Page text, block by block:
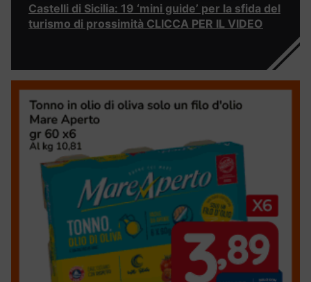
Castelli di Sicilia: 19 ‘mini guide’ per la sfida del
turismo di prossimità CLICCA PER IL VIDEO